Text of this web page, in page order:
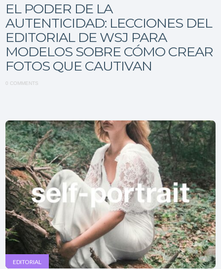
EL PODER DE LA
AUTENTICIDAD: LECCIONES DEL
EDITORIAL DE WSJ PARA
MODELOS SOBRE CÓMO CREAR
FOTOS QUE CAUTIVAN
0 COMMENTS
EDITORIAL